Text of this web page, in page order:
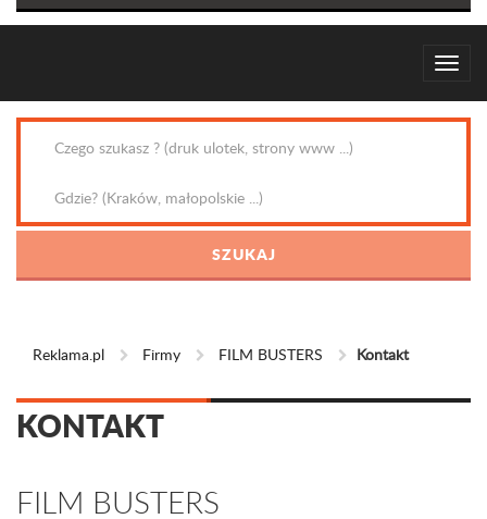
Reklama.pl Firmy FILM BUSTERS Kontakt
KONTAKT
FILM BUSTERS